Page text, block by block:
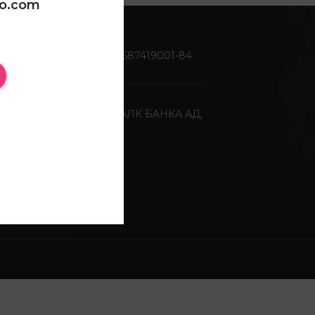
270-0587419001-84
ХАЛК БАНКА АД,